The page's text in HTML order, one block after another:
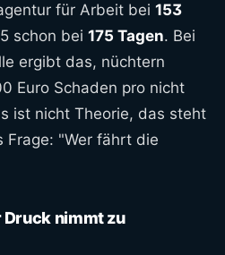
für Arbeit bei 153
schon bei 175 Tagen. Bei
ergibt das, nüchtern
Euro Schaden pro nicht
ist nicht Theorie, das steht
Frage: "Wer fährt die
nimmt zu